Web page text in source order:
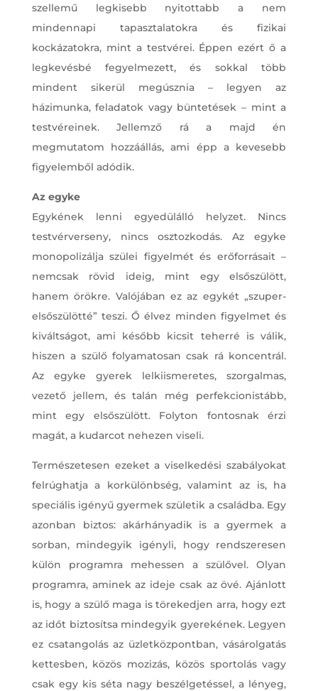
szellemű legkisebb nyitottabb a nem
mindennapi tapasztalatokra és fizikai
kockázatokra, mint a testvérei. Éppen ezért ő a
legkevésbé fegyelmezett, és sokkal több
mindent sikerül megúsznia – legyen az
házimunka, feladatok vagy büntetések – mint a
testvéreinek. Jellemző rá a majd én
megmutatom hozzáállás, ami épp a kevesebb
figyelemből adódik.
Az egyke
Egykének lenni egyedülálló helyzet. Nincs
testvérverseny, nincs osztozkodás. Az egyke
monopolizálja szülei figyelmét és erőforrásait –
nemcsak rövid ideig, mint egy elsőszülött,
hanem örökre. Valójában ez az egykét „szuper-
elsőszülötté” teszi. Ő élvez minden figyelmet és
kiváltságot, ami később kicsit teherré is válik,
hiszen a szülő folyamatosan csak rá koncentrál.
Az egyke gyerek lelkiismeretes, szorgalmas,
vezető jellem, és talán még perfekcionistább,
mint egy elsőszülött. Folyton fontosnak érzi
magát, a kudarcot nehezen viseli.
Természetesen ezeket a viselkedési szabályokat
felrúghatja a korkülönbség, valamint az is, ha
speciális igényű gyermek születik a családba. Egy
azonban biztos: akárhányadik is a gyermek a
sorban, mindegyik igényli, hogy rendszeresen
külön programra mehessen a szülővel. Olyan
programra, aminek az ideje csak az övé. Ajánlott
is, hogy a szülő maga is törekedjen arra, hogy ezt
az időt biztosítsa mindegyik gyerekének. Legyen
ez csatangolás az üzletközpontban, vásárolgatás
kettesben, közös mozizás, közös sportolás vagy
csak egy kis séta nagy beszélgetéssel, a lényeg,